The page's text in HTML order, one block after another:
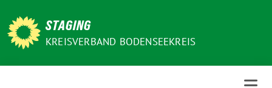
zum
Inhalt
STAGING
KREISVERBAND BODENSEEKREIS